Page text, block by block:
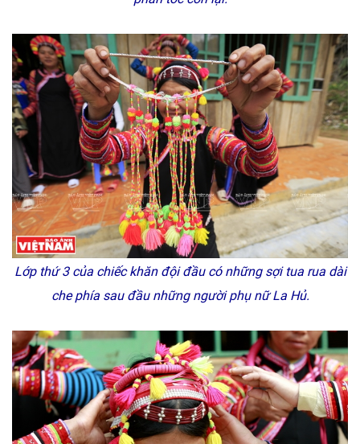
Lớp thứ 3 của chiếc khăn đội đầu có những sợi tua rua dài
che phía sau đầu những người phụ nữ La Hủ.